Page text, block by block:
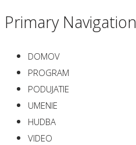
Primary Navigation
DOMOV
PROGRAM
PODUJATIE
UMENIE
HUDBA
VIDEO